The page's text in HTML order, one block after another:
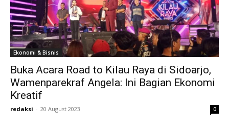
Ekonomi & Bisnis
Buka Acara Road to Kilau Raya di Sidoarjo,
Wamenparekraf Angela: Ini Bagian Ekonomi
Kreatif
redaksi - 20 August 2023 0